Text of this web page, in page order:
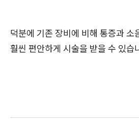
덕분에 기존 장비에 비해 통증과 소
훨씬 편안하게 시술을 받을 수 있습